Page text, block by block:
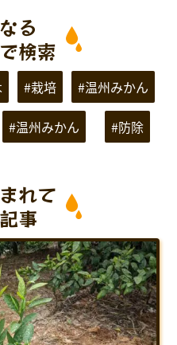
る
検索
#栽培 #温州みかん
#温州みかん #防除
れて
事